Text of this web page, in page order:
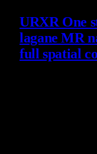
URXR One
lagane MR
full spatial